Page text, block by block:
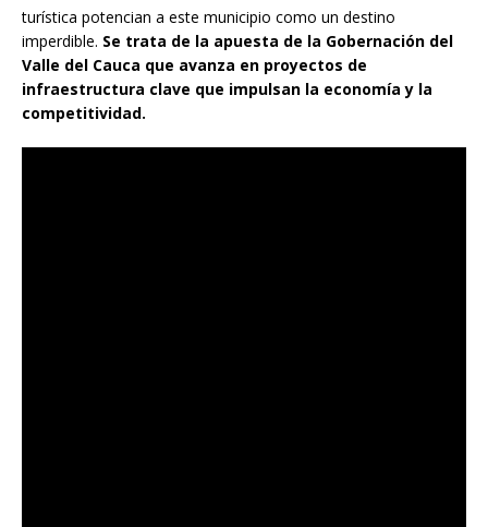
turística potencian a este municipio como un destino
imperdible. Se trata de la apuesta de la Gobernación del
Valle del Cauca que avanza en proyectos de
infraestructura clave que impulsan la economía y la
competitividad.